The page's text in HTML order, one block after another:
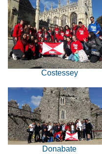
Costessey
Donabate